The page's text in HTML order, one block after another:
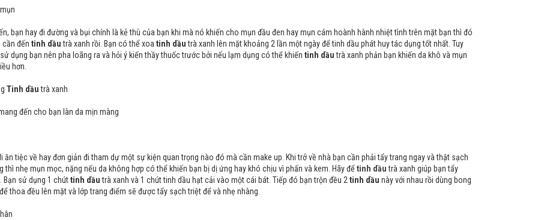
bạn hay đi đường và bụi chính là kẻ thù của bạn khi mà nó khiến cho mụn đầu đen hay mụn cám hoành hành nhiệt tình trên mặt bạn thì đó
cần đến tinh dầutrà xanh rồi. Bạn có thể xoa tinh dầutrà xanh lên mặt khoảng 2 lần một ngày để tinh dầu phát huy tác dụng tốt nhất. Tuy
dụng bạn nên pha loãng ra và hỏi ý kiến thầy thuốc trước bởi nếu lạm dụng có thể khiến tinh dầutrà xanh phản bạn khiến da khô và mụn
hơn.
Tinh dầutrà xanh
đến cho bạn làn da mịn màng
ăn tiệc về hay đơn giản đi tham dự một sự kiện quan trọng nào đó mà cần make up. Khi trở về nhà bạn cần phải tẩy trang ngay và thật sạch
thì nhẹ mụn mọc, nặng nếu da không hợp có thể khiến bạn bị dị ứng hay khó chịu vì phấn và kem. Hãy đểtinh dầutrà xanh giúp bạn tẩy
Bạn sử dụng 1 chúttinh dầutrà xanh và 1 chút tinh dầu hạt cải vào một cái bát. Tiếp đó bạn trộn đều 2 tinh dầu này với nhau rồi dùng bong
thoa đều lên mặt và lớp trang điểm sẽ được tẩy sạch triệt để và nhẹ nhàng.